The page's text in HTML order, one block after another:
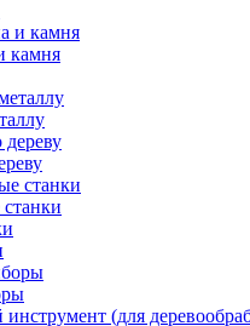
камня